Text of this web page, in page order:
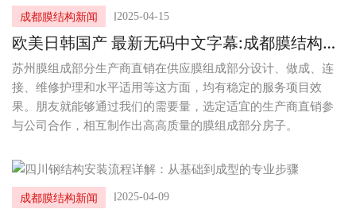
成都膜结构新闻 I2025-04-15
欧美日韩国产 最新无码中文字幕:成都膜结构厂
家服务类型一览
苏州膜组成部分生产商直销在供应膜组成部分设计、做成、连
接、维修护理和水平适用等这方面，均有稳定的服务项目效
果。朋友就能够通过我们的需要量，选定适宜的生产商直销参
与公司合作，相互制作出高高质量的膜组成部分房子。
成都膜结构新闻 I2025-04-09